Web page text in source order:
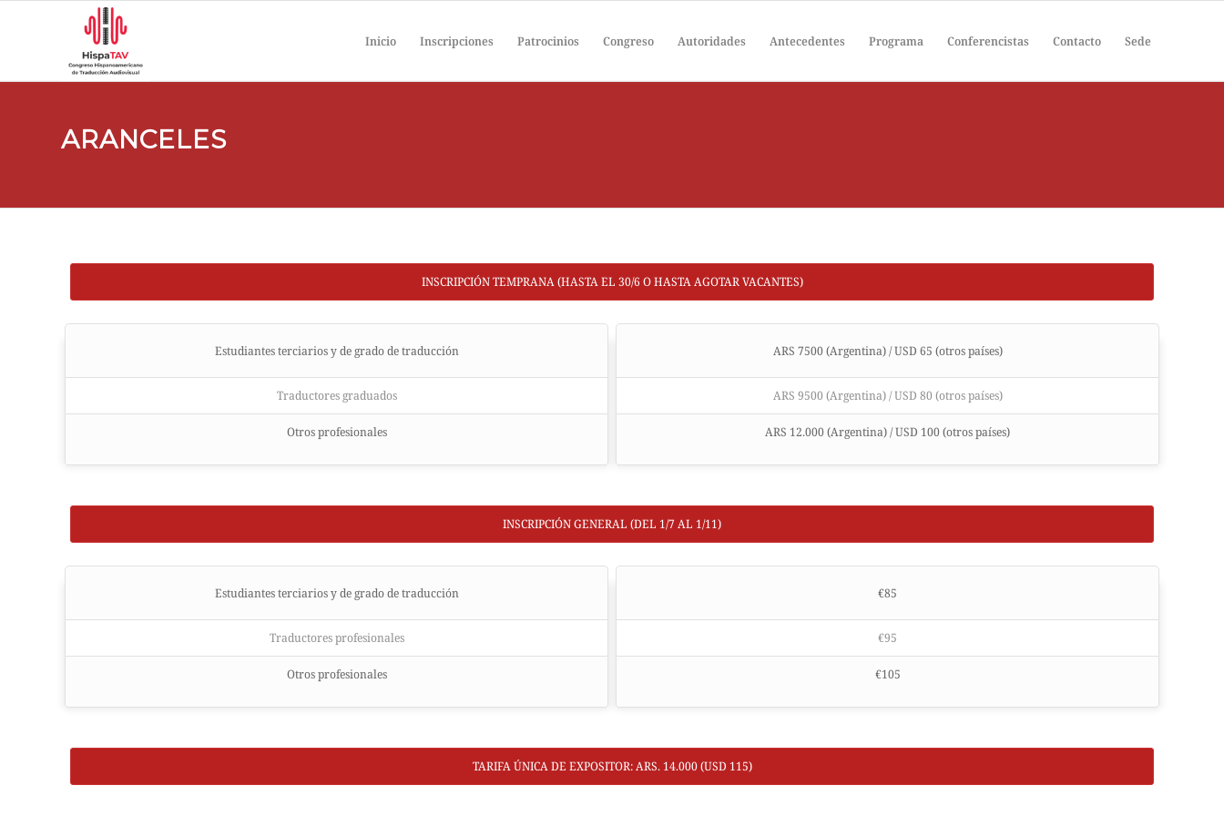
Inicio Inscripciones Patrocinios Congreso Autoridades Antecedentes Programa Conferencistas Contacto Sede
ARANCELES
INSCRIPCIÓN TEMPRANA (HASTA EL 30/6 O HASTA AGOTAR VACANTES)
Estudiantes terciarios y de grado de traducción
Traductores graduados
Otros profesionales
ARS 7500 (Argentina) / USD 65 (otros países)
ARS 9500 (Argentina) / USD 80 (otros países)
ARS 12.000 (Argentina) / USD 100 (otros países)
INSCRIPCIÓN GENERAL (DEL 1/7 AL 1/11)
Estudiantes terciarios y de grado de traducción
Traductores profesionales
Otros profesionales
€85
€95
€105
TARIFA ÚNICA DE EXPOSITOR: ARS. 14.000 (USD 115)